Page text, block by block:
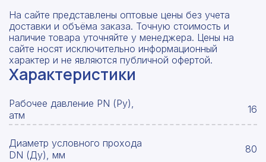
На сайте представлены оптовые цены без учета
доставки и объёма заказа. Точную стоимость и
наличие товара уточняйте у менеджера. Цены на
сайте носят исключительно информационный
характер и не являются публичной офертой.
Характеристики
Рабочее давление PN (Ру),
атм
16
Диаметр условного прохода
DN (Ду), мм
80